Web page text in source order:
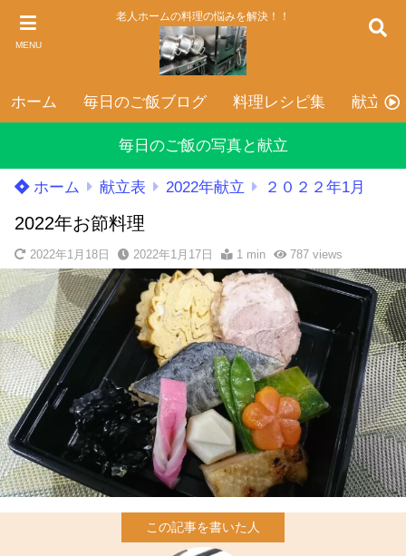
MENU
老人ホームの料理の悩みを解決！！
ホーム 毎日のご飯ブログ 料理レシピ集 献立表
毎日のご飯の写真と献立
ホーム 献立表 2022年献立 ２０２２年1月
2022年お節料理
2022年1月18日 2022年1月17日 1 min 787views